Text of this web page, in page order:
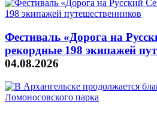
Фестиваль «Дорога на
рекордные 198 экипажей
04.08.2026